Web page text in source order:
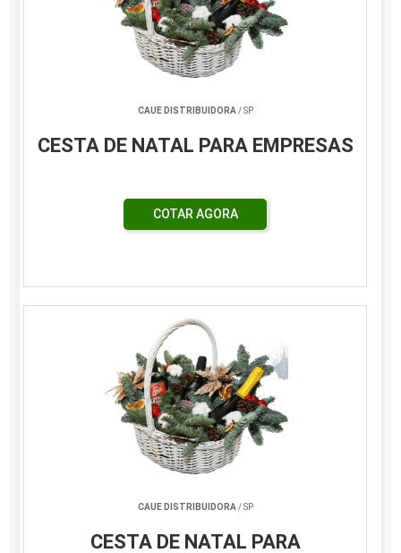
CAUE DISTRIBUIDORA/ SP
CESTA DE NATAL PARA EMPRESAS
COTAR AGORA
CAUE DISTRIBUIDORA/ SP
CESTA DE NATAL PARA